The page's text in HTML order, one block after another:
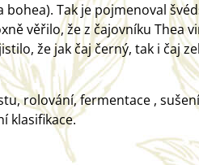
Tak je pojmenoval
věřilo, že z čajovníku Thea
že jak čaj černý, tak i čaj
rolování, fermentace ,
klasifikace.